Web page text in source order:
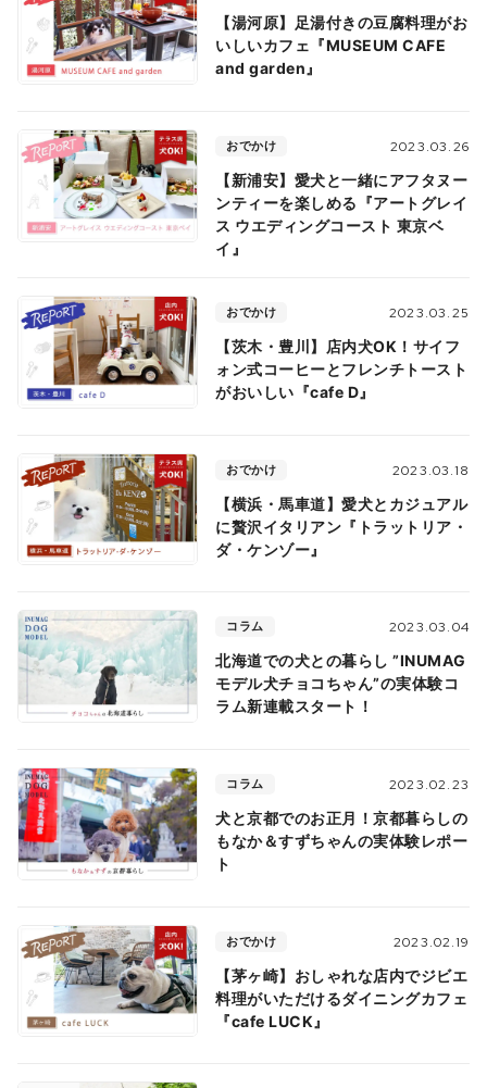
【湯河原】足湯付きの豆腐料理がお
いしいカフェ『MUSEUM CAFE
and garden』
おでかけ 2023.03.26
【新浦安】愛犬と一緒にアフタヌー
ンティーを楽しめる『アートグレイ
ス ウエディングコースト 東京ベ
イ』
おでかけ 2023.03.25
【茨木・豊川】店内犬OK！サイフ
ォン式コーヒーとフレンチトースト
がおいしい『cafe D』
おでかけ 2023.03.18
【横浜・馬車道】愛犬とカジュアル
に贅沢イタリアン『トラットリア・
ダ・ケンゾー』
コラム 2023.03.04
北海道での犬との暮らし ”INUMAG
モデル犬チョコちゃん”の実体験コ
ラム新連載スタート！
コラム 2023.02.23
犬と京都でのお正月！京都暮らしの
もなか＆すずちゃんの実体験レポー
ト
おでかけ 2023.02.19
【茅ヶ崎】おしゃれな店内でジビエ
料理がいただけるダイニングカフェ
『cafe LUCK』